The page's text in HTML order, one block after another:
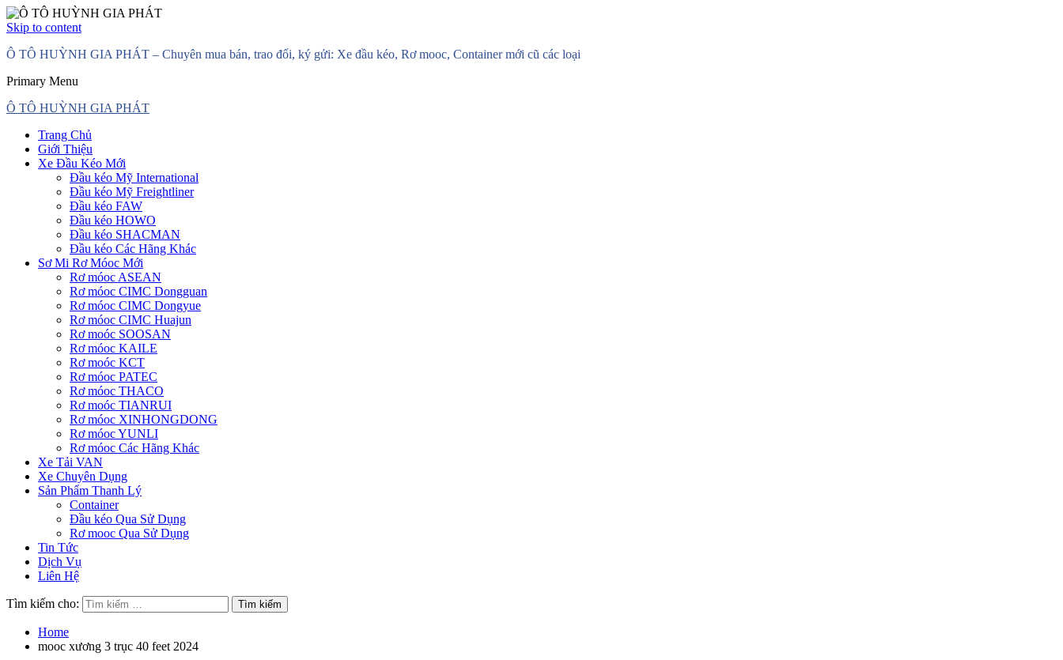
Skip to content
Ô TÔ HUỲNH GIA PHÁT – Chuyên mua bán, trao đổi, ký gửi: Xe đầu kéo, Rơ mooc, Container mới cũ các loại
Primary Menu
Ô TÔ HUỲNH GIA PHÁT
Trang Chủ
Giới Thiệu
Xe Đầu Kéo Mới
Đầu kéo Mỹ International
Đầu kéo Mỹ Freightliner
Đầu kéo FAW
Đầu kéo HOWO
Đầu kéo SHACMAN
Đầu kéo Các Hãng Khác
Sơ Mi Rơ Móoc Mới
Rơ móoc ASEAN
Rơ móoc CIMC Dongguan
Rơ móoc CIMC Dongyue
Rơ móoc CIMC Huajun
Rơ moóc SOOSAN
Rơ móoc KAILE
Rơ moóc KCT
Rơ móoc PATEC
Rơ móoc THACO
Rơ moóc TIANRUI
Rơ móoc XINHONGDONG
Rơ móoc YUNLI
Rơ móoc Các Hãng Khác
Xe Tải VAN
Xe Chuyên Dụng
Sản Phẩm Thanh Lý
Container
Đầu kéo Qua Sử Dụng
Rơ mooc Qua Sử Dụng
Tin Tức
Dịch Vụ
Liên Hệ
Tìm kiếm cho:
Home
mooc xương 3 trục 40 feet 2024